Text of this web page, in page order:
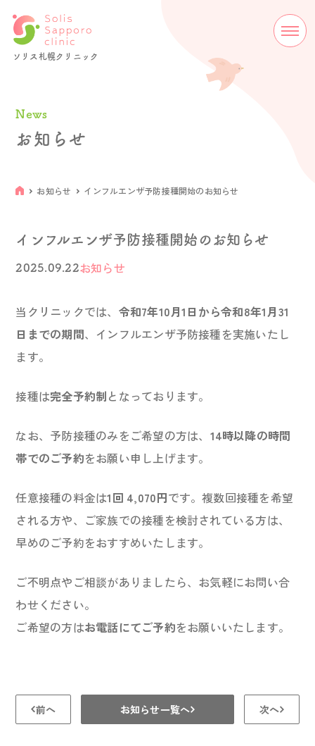
ソリス札幌クリニック
News
お知らせ
お知らせ インフルエンザ予防接種開始のお知らせ
インフルエンザ予防接種開始のお知らせ
2025.09.22お知らせ
当クリニックでは、 令和7年10月1日から令和8年1月31
日までの期間、インフルエンザ予防接種を実施いたし
ます。
接種は完全予約制となっております。
なお、予防接種のみをご希望の方は、 14時以降の時間
帯でのご予約をお願い申し上げます。
任意接種の料金は1回 4,070円です。複数回接種を希望
される方や、ご家族での接種を検討されている方は、
早めのご予約をおすすめいたします。
ご不明点やご相談がありましたら、お気軽にお問い合
わせください。
ご希望の方はお電話にてご予約をお願いいたします。
前へ お知らせ一覧へ 次へ